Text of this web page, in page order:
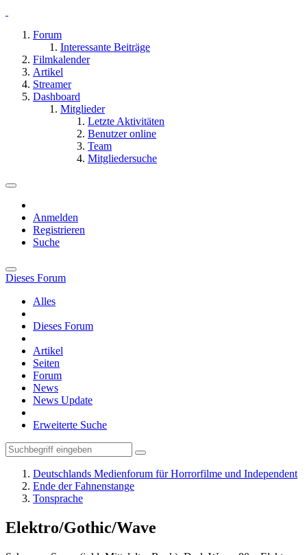
Forum
Interessante Beiträge
Filmkalender
Artikel
Streamer
Dashboard
Mitglieder
Letzte Aktivitäten
Benutzer online
Team
Mitgliedersuche
Anmelden
Registrieren
Suche
Dieses Forum
Alles
Dieses Forum
Artikel
Seiten
Forum
News
News Update
Erweiterte Suche
Deutschlands Medienforum für Horrorfilme und Independent
Ende der Fahnenstange
Tonsprache
Elektro/Gothic/Wave